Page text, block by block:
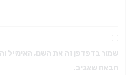
שמור בדפדפן זה את השם, האימייל
הבאה שאגיב.